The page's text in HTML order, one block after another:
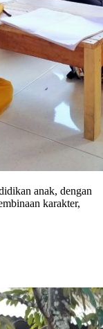
anak, dengan
karakter,